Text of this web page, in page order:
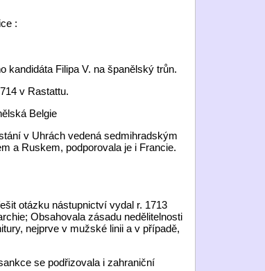
:
kandidáta Filipa V. na španělský trůn.
v Rastattu.
Belgie
v Uhrách vedená sedmihradským
a Ruskem, podporovala je i Francie.
otázku nástupnictví vydal r. 1713
Obsahovala zásadu nedělitelnosti
nejprve v mužské linii a v případě,
se podřizovala i zahraniční